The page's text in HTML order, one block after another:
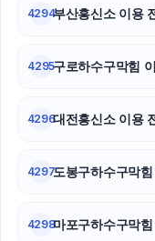
4294부산흥신소 이용
4295구로하수구막힘
4296대전흥신소 이용
4297도봉구하수구막
4298마포구하수구막